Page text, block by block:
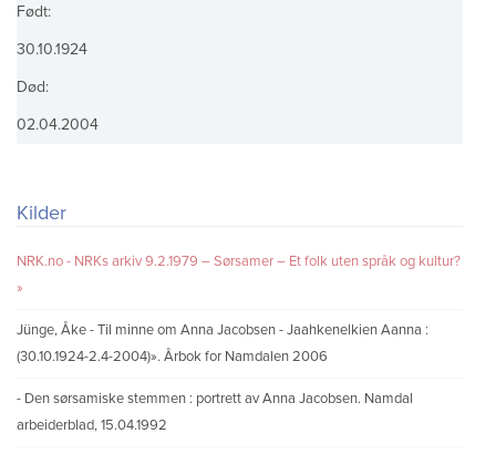
Født:
30.10.1924
Død:
02.04.2004
Kilder
NRK.no - NRKs arkiv 9.2.1979 – Sørsamer – Et folk uten språk og kultur?
Jünge, Åke - Til minne om Anna Jacobsen - Jaahkenelkien Aanna :
(30.10.1924-2.4-2004)». Årbok for Namdalen 2006
- Den sørsamiske stemmen : portrett av Anna Jacobsen. Namdal
arbeiderblad, 15.04.1992